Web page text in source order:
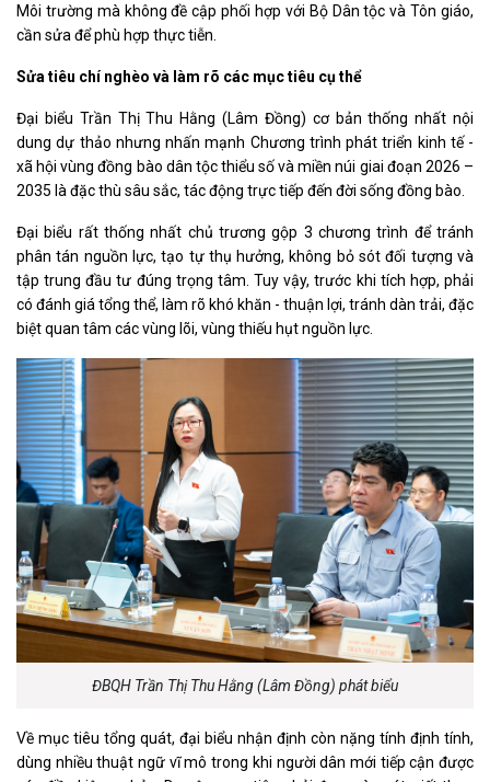
Môi trường mà không đề cập phối hợp với Bộ Dân tộc và Tôn giáo,
cần sửa để phù hợp thực tiễn.
Sửa tiêu chí nghèo và làm rõ các mục tiêu cụ thể
Đại biểu Trần Thị Thu Hằng (Lâm Đồng) cơ bản thống nhất nội
dung dự thảo nhưng nhấn mạnh Chương trình phát triển kinh tế -
xã hội vùng đồng bào dân tộc thiểu số và miền núi giai đoạn 2026 –
2035 là đặc thù sâu sắc, tác động trực tiếp đến đời sống đồng bào.
Đại biểu rất thống nhất chủ trương gộp 3 chương trình để tránh
phân tán nguồn lực, tạo tự thụ hưởng, không bỏ sót đối tượng và
tập trung đầu tư đúng trọng tâm. Tuy vậy, trước khi tích hợp, phải
có đánh giá tổng thể, làm rõ khó khăn - thuận lợi, tránh dàn trải, đặc
biệt quan tâm các vùng lõi, vùng thiếu hụt nguồn lực.
ĐBQH Trần Thị Thu Hằng (Lâm Đồng) phát biểu
Về mục tiêu tổng quát, đại biểu nhận định còn nặng tính định tính,
dùng nhiều thuật ngữ vĩ mô trong khi người dân mới tiếp cận được